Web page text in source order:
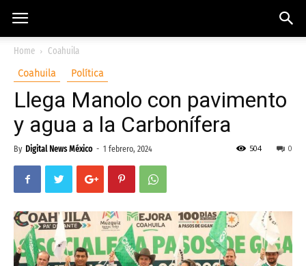
Home
Coahuila
Coahuila
Política
Llega Manolo con pavimento
y agua a la Carbonífera
By Digital News México - 1 febrero, 2024 0
504